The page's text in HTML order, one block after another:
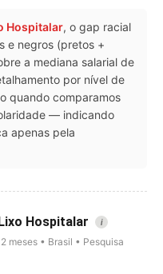
Hospitalar, o gap racial
e negros (pretos +
a mediana salarial de
por nível de
quando comparamos
— indicando
apenas pela
Hospitalar i
meses • Brasil • Pesquisa